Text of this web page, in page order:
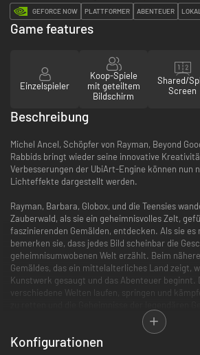
GEFORCE NOW PLATTFORMER ABENTEUER
Game features
Einzelspieler
Koop-Spiele
mit geteiltem
Bildschirm
Shared/
Screen
Beschreibung
Michel Ancel, Schöpfer von Rayman, Beyond
Rabbids bringt wieder seine innovative
Verbesserungen der UbiArt-Engine können nun
Lichteffekte dargestellt werden.
Rayman, Barbara, Globox, und die Teensies
Zauberwald, als sie ein geheimnisvolles Zelt,
faszinierenden Gemälden, entdecken. Als sie
bemerken sie, dass jedes Bild scheinbar die
geheimnisumwobenen Welt erzählt. Beim
Gemäldes, das ein mittelalterliches Land zeigt,
Kunstwerk gesaugt und das Abenteuer beginnt.
verschiedene Welten laufen, springen und
Konfigurationen